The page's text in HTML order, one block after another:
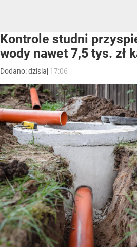
Kontrole studni
wody nawet 7,5 tys. zł
Dodano:dzisiaj 17:06